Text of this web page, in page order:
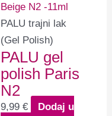
PALU trajni lak
(Gel Polish)
PALU gel
polish Paris
N2
9,99 €
Dodaj u